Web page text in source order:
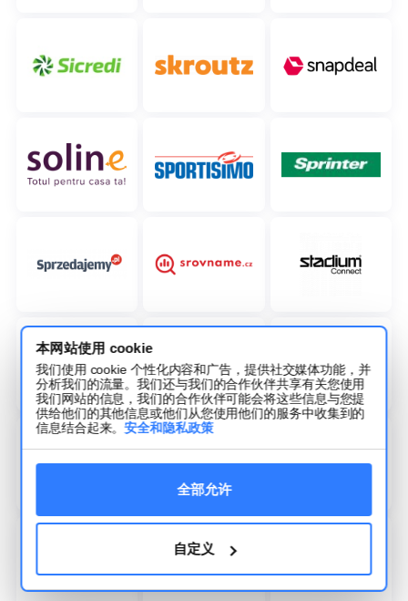
本网站使用 cookie
我们使用 cookie 个性化内容和广告，提供社交媒体功能，并
分析我们的流量。我们还与我们的合作伙伴共享有关您使用
我们网站的信息，我们的合作伙伴可能会将这些信息与您提
供给他们的其他信息或他们从您使用他们的服务中收集到的
信息结合起来。安全和隐私政策
全部允许
自定义